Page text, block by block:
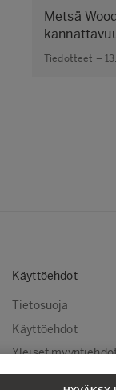
Metsä
Tiedotteet –
Käyttöehdot
Tietosuoja
Käyttöehdot
Yleiset
Evästeasetukset